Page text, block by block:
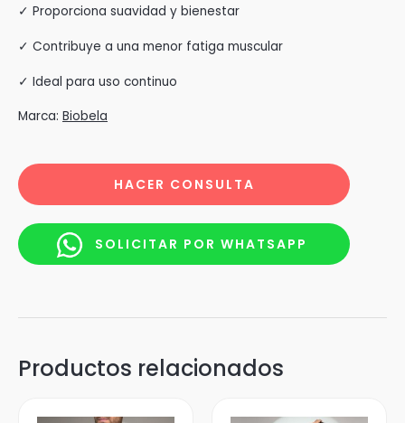
✓ Proporciona suavidad y bienestar
✓ Contribuye a una menor fatiga muscular
✓ Ideal para uso continuo
Marca: Biobela
HACER CONSULTA
SOLICITAR POR WHATSAPP
Productos relacionados